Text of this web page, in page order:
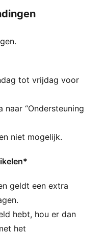
is dit
95% gerecyclede
ademend
voor een
rechts op de
tot vrijdag voor
“Ondersteuning
niet mogelijk.
geldt een extra
hebt, hou er dan
het